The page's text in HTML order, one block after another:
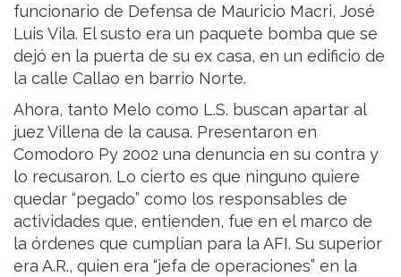
funcionario de Defensa de Mauricio Macri, José
Luis Vila. El susto era un paquete bomba que se
dejó en la puerta de su ex casa, en un edificio de
la calle Callao en barrio Norte.
Ahora, tanto Melo como L.S. buscan apartar al
juez Villena de la causa. Presentaron en
Comodoro Py 2002 una denuncia en su contra y
lo recusaron. Lo cierto es que ninguno quiere
quedar “pegado” como los responsables de
actividades que, entienden, fue en el marco de
la órdenes que cumplían para la AFI. Su superior
era A.R., quien era “jefa de operaciones” en la